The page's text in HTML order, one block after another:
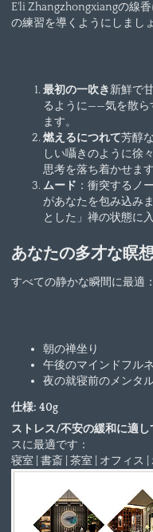
E'li Zhangzhongxiangの線
の練習を導くようにしまし
最初の一吹き新鮮で
るように——気を散ら
ます。
燃えるにつれて芳醇
しい囁きのように徐
思考を落ち着かせます
ムード ：衝突するノ
があなたを包み込み
とした」禅の状態に
あなたの多才な瞑
すべての静かな瞬間に最適：
朝の禅坐り
午後のマインドフル
夜の就寝前のメンタ
仕様: 40g
ストレス/不安の緩和に適し
スに最適です：
寝室 | 書斎 | 茶室 | オフィス |